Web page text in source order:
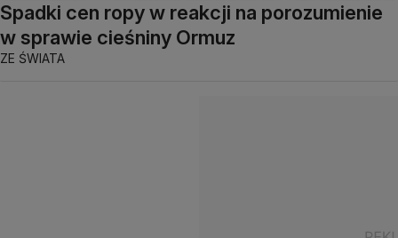
Spadki cen ropy w reakcji na porozumienie
w sprawie cieśniny Ormuz
ZE ŚWIATA